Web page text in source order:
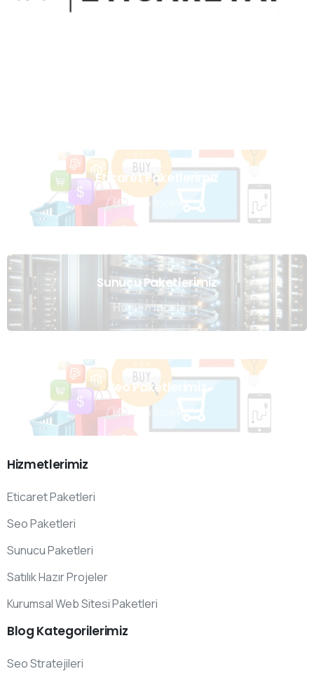
Eticaret Paketlerimiz
Hemen İncele
Sunucu Paketlerimiz
Hemen İncele
Seo Paketlerimiz
Hemen İncele
Hizmetlerimiz
Eticaret Paketleri
Seo Paketleri
Sunucu Paketleri
Satılık Hazır Projeler
Kurumsal Web Sitesi Paketleri
Blog Kategorilerimiz
Seo Stratejileri